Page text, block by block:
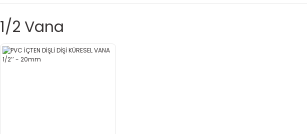
1/2 Vana